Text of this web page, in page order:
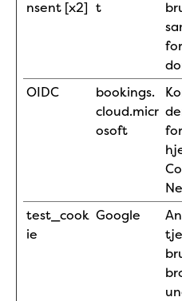
nsent [x2] t
OIDC
bookings.
cloud.micr
osoft
test_cook
ie
Google